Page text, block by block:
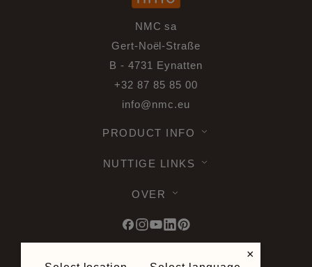
NMC sa
Gert-Noël-Straße
B - 4731 Eynatten
+32 87 85 85 00
info@nmc.eu
PRODUCT INFO
NUTTIGE LINKS
OVER
×